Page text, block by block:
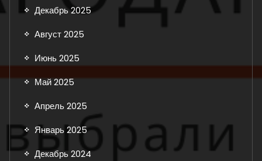
Декабрь 2025
Август 2025
Июнь 2025
Май 2025
Апрель 2025
Январь 2025
Декабрь 2024